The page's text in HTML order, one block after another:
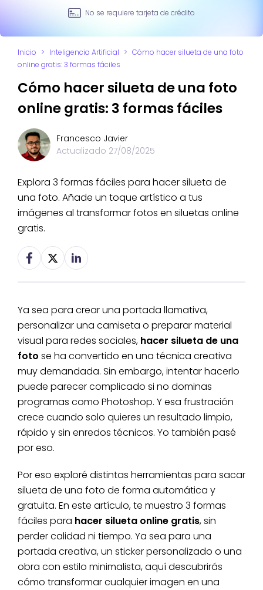
No se requiere tarjeta de crédito
Inicio > Inteligencia Artificial > Cómo hacer silueta de una foto
online gratis: 3 formas fáciles
Cómo hacer silueta de una foto
online gratis: 3 formas fáciles
Francesco Javier
Actualizado 27/08/2025
Explora 3 formas fáciles para hacer silueta de
una foto. Añade un toque artístico a tus
imágenes al transformar fotos en siluetas online
gratis.
Ya sea para crear una portada llamativa,
personalizar una camiseta o preparar material
visual para redes sociales, hacer silueta de una
foto se ha convertido en una técnica creativa
muy demandada. Sin embargo, intentar hacerlo
puede parecer complicado si no dominas
programas como Photoshop. Y esa frustración
crece cuando solo quieres un resultado limpio,
rápido y sin enredos técnicos. Yo también pasé
por eso.
Por eso exploré distintas herramientas para sacar
silueta de una foto de forma automática y
gratuita. En este artículo, te muestro 3 formas
fáciles para hacer silueta online gratis, sin
perder calidad ni tiempo. Ya sea para una
portada creativa, un sticker personalizado o una
obra con estilo minimalista, aquí descubrirás
cómo transformar cualquier imagen en una